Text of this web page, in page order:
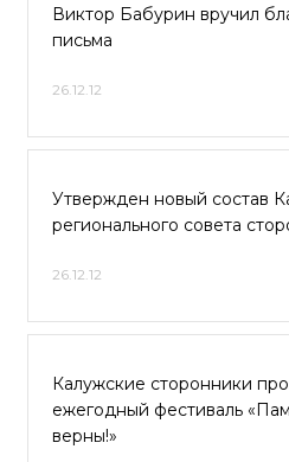
Виктор Бабурин вручил
письма
26.12.12
Утвержден новый состав
регионального совета
26.12.12
Калужские сторонники
ежегодный фестиваль
верны!»